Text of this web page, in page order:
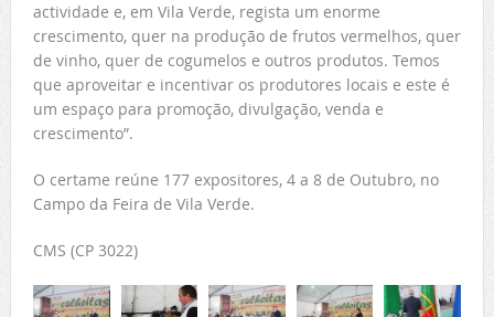
actividade e, em Vila Verde, regista um enorme
crescimento, quer na produção de frutos vermelhos, quer
de vinho, quer de cogumelos e outros produtos. Temos
que aproveitar e incentivar os produtores locais e este é
um espaço para promoção, divulgação, venda e
crescimento”.
O certame reúne 177 expositores, 4 a 8 de Outubro, no
Campo da Feira de Vila Verde.
CMS (CP 3022)